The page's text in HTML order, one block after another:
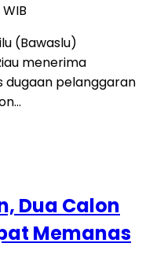
(Bawaslu)
menerima
dugaan pelanggaran
Dua Calon
Memanas